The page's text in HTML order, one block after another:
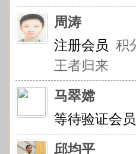
周涛
注册会员 积
王者归来
马翠嫦
等待验证会员
邱均平